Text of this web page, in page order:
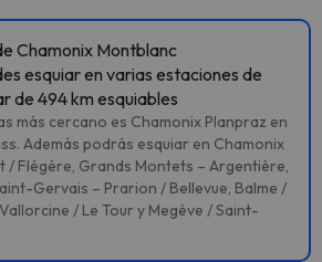
Chamonix Montblanc
esquiar en varias estaciones de
de 494 km esquiables
más cercano es Chamonix Planpraz en
Además podrás esquiar en Chamonix
/ Flégère, Grands Montets – Argentière,
Gervais – Prarion / Bellevue, Balme /
/ Le Tour y Megève / Saint-